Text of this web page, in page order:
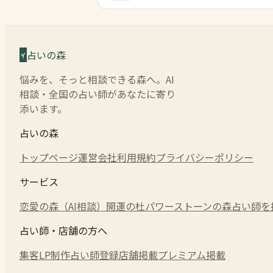
占いの森
悩みを、そっと相談できる森へ。AI
相談・全国の占い師があなたに寄り
添います。
占いの森
トップページ運営会社利用規約プライバシーポリシー
サービス
恋愛の森（AI相談） 開運の杜パワーストーンの森占い師
占い師・店舗の方へ
集客LP制作占い師登録店舗掲載プレミアム掲載